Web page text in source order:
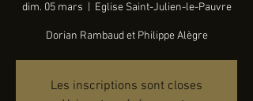
dim. 05 mars Eglise Saint-Julien-le-Pauvre
Dorian Rambaud et Philippe Alègre
Les inscriptions sont closes